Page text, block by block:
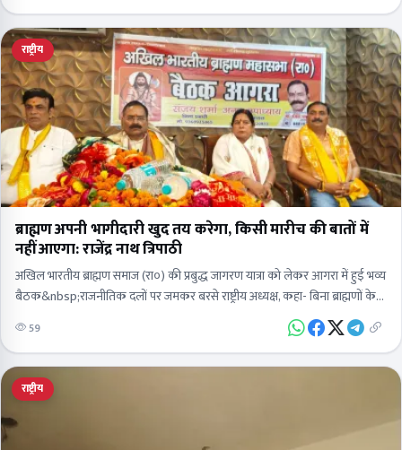
राष्ट्रीय
ब्राह्मण अपनी भागीदारी खुद तय करेगा, किसी मारीच की बातों में
नहीं आएगा: राजेंद्र नाथ त्रिपाठी
अखिल भारतीय ब्राह्मण समाज (रा०) की प्रबुद्ध जागरण यात्रा को लेकर आगरा में हुई भव्य
बैठक&nbsp;राजनीतिक दलों पर जमकर बरसे राष्ट्रीय अध्यक्ष, कहा- बिना ब्राह्मणों के
कोई नहीं…
59
राष्ट्रीय